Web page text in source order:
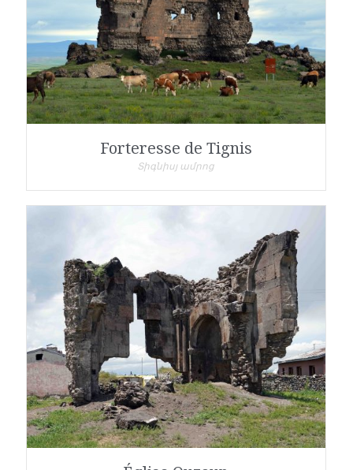
Forteresse de Tignis
Տիգնիսյ ամրոց